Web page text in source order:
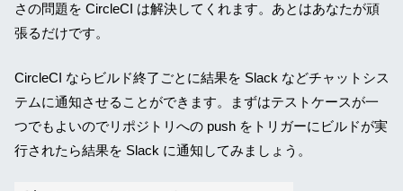
さの問題を CircleCI は解決してくれます。あとはあなたが頑
張るだけです。
CircleCI ならビルド終了ごとに結果を Slack などチャットシス
テムに通知させることができます。まずはテストケースが一
つでもよいのでリポジトリへの push をトリガーにビルドが実
行されたら結果を Slack に通知してみましょう。